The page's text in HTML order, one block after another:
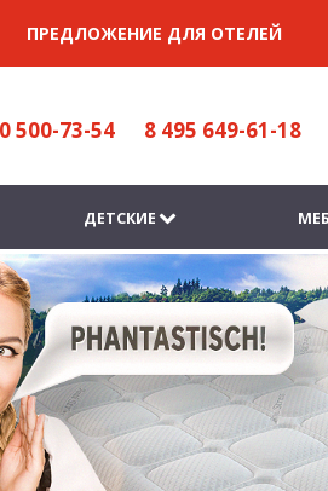
ПРЕДЛОЖЕНИЕ ДЛЯ ОТЕЛЕЙ
500-73-54 8 495 649-61-18
ДЕТСКИЕ